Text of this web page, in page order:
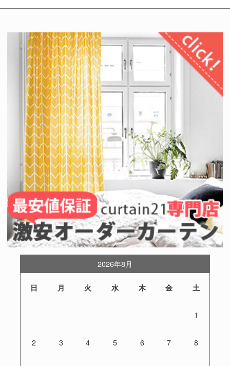
2026年8月
日 月 火 水 木 金 土
1
2 3 4 5 6 7 8